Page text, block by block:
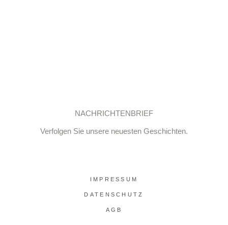
NACHRICHTENBRIEF
Verfolgen Sie unsere neuesten Geschichten.
IMPRESSUM
DATENSCHUTZ
AGB